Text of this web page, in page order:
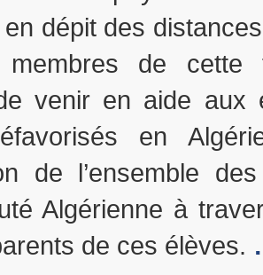
dépit des
de cette
venir en aide aux
en
de l’ensemble
Algérienne à
de ces élèves.